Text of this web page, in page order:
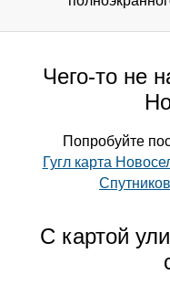
Чего-то не
Попробуйте
Гугл карта
С картой